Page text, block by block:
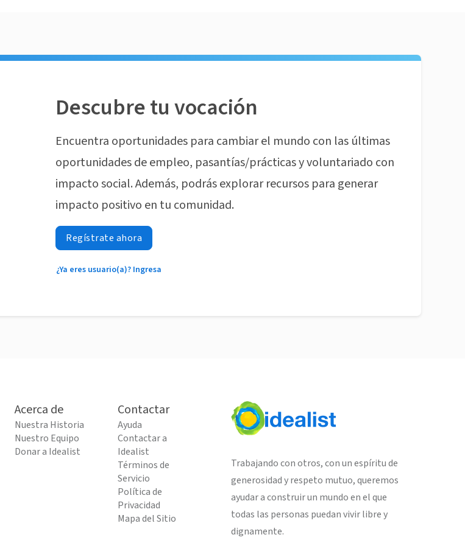
Descubre tu vocación
Encuentra oportunidades para cambiar el mundo con las últimas
oportunidades de empleo, pasantías/prácticas y voluntariado con
impacto social. Además, podrás explorar recursos para generar
impacto positivo en tu comunidad.
Regístrate ahora
¿Ya eres usuario(a)? Ingresa
Acerca de
Nuestra Historia
Nuestro Equipo
Donar a Idealist
Contactar
Ayuda
Contactar a
Idealist
Términos de
Servicio
Política de
Privacidad
Mapa del Sitio
Trabajando con otros, con un espíritu de
generosidad y respeto mutuo, queremos
ayudar a construir un mundo en el que
todas las personas puedan vivir libre y
dignamente.